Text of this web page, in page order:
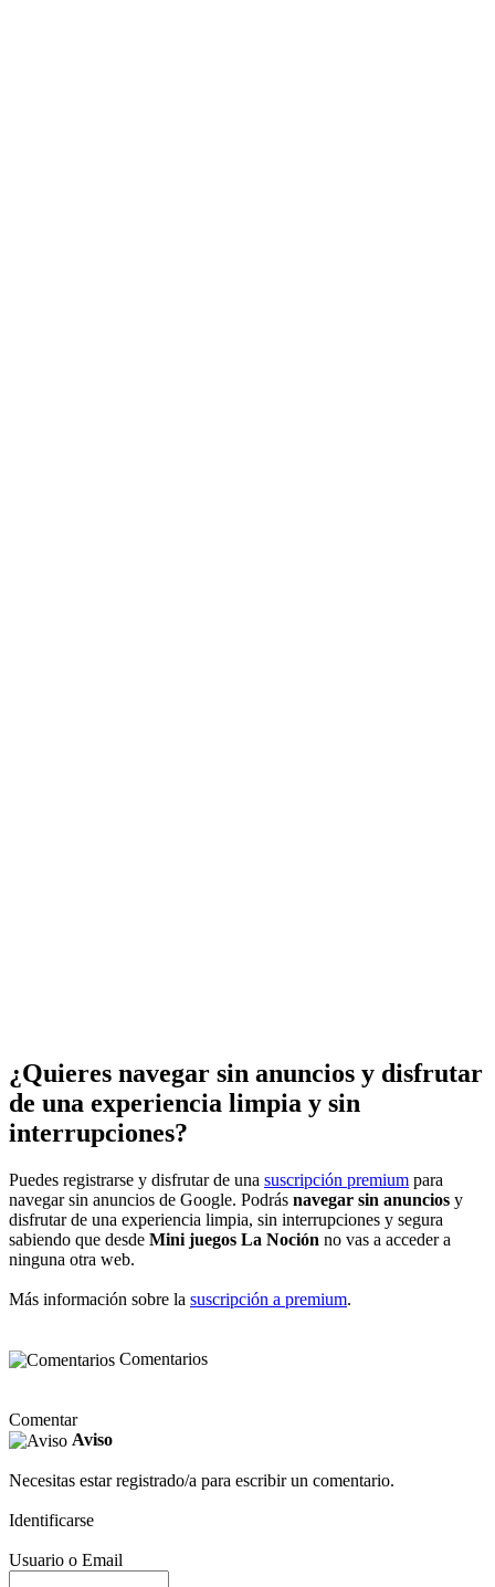
¿Quieres navegar sin anuncios y disfrutar
de una experiencia limpia y sin
interrupciones?
Puedes registrarse y disfrutar de una suscripción premium para
navegar sin anuncios de Google. Podrás navegar sin anuncios y
disfrutar de una experiencia limpia, sin interrupciones y segura
sabiendo que desde Mini juegos La Noción no vas a acceder a
ninguna otra web.
Más información sobre la suscripción a premium.
Comentarios
Comentar
Aviso
Necesitas estar registrado/a para escribir un comentario.
Identificarse
Usuario o Email